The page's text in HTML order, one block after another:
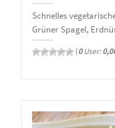
Schnelles
Grüner Spagel,
(0User: